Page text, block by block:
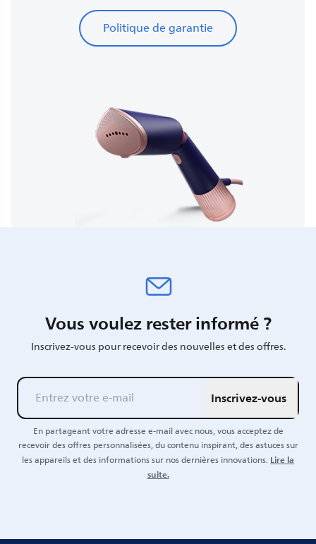
Politique de garantie
Vous voulez rester informé ?
Inscrivez-vous pour recevoir des nouvelles et des offres.
Inscrivez-vous
En partageant votre adresse e-mail avec nous, vous acceptez de
recevoir des offres personnalisées, du contenu inspirant, des astuces sur
les appareils et des informations sur nos dernières innovations.Lire la
suite.